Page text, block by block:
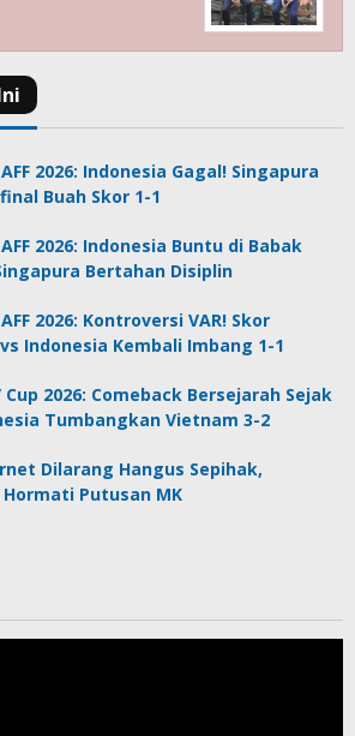
2026: Indonesia Gagal! Singapura
Buah Skor 1-1
2026: Indonesia Buntu di Babak
Bertahan Disiplin
2026: Kontroversi VAR! Skor
Indonesia Kembali Imbang 1-1
Cup 2026: Comeback Bersejarah Sejak
Tumbangkan Vietnam 3-2
Dilarang Hangus Sepihak,
Putusan MK